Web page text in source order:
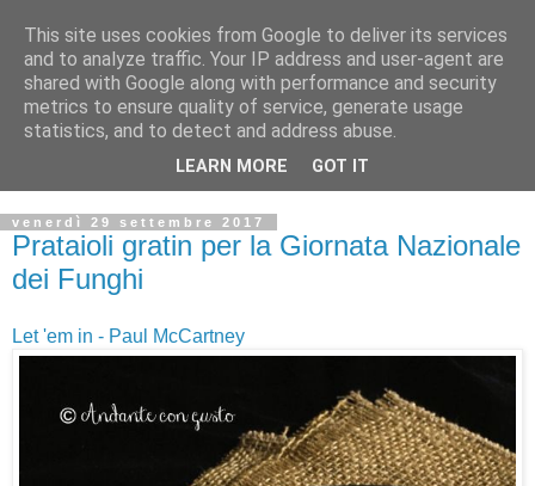
venerdì 29 settembre 2017
Prataioli gratin per la Giornata Nazionale
dei Funghi
Let 'em in - Paul McCartney
This site uses cookies from Google to deliver its services
and to analyze traffic. Your IP address and user-agent are
shared with Google along with performance and security
metrics to ensure quality of service, generate usage
statistics, and to detect and address abuse.
LEARN MORE GOT IT